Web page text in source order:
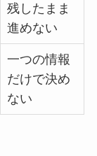
残したまま
進めない
一つの情報
だけで決め
ない